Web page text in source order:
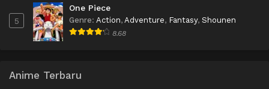
5
One Piece
Genre: Action, Adventure, Fantasy, Shounen
8.68
Anime Terbaru